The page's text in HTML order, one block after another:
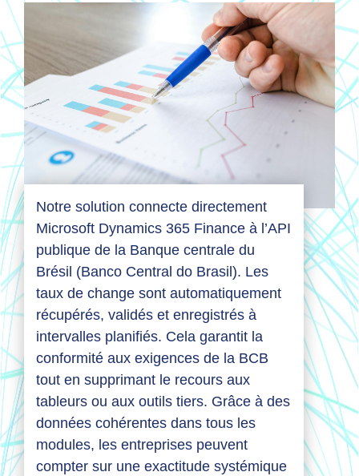
Notre solution connecte directement
Microsoft Dynamics 365 Finance à l’API
publique de la Banque centrale du
Brésil (Banco Central do Brasil). Les
taux de change sont automatiquement
récupérés, validés et enregistrés à
intervalles planifiés. Cela garantit la
conformité aux exigences de la BCB
tout en supprimant le recours aux
tableurs ou aux outils tiers. Grâce à des
données cohérentes dans tous les
modules, les entreprises peuvent
compter sur une exactitude systémique